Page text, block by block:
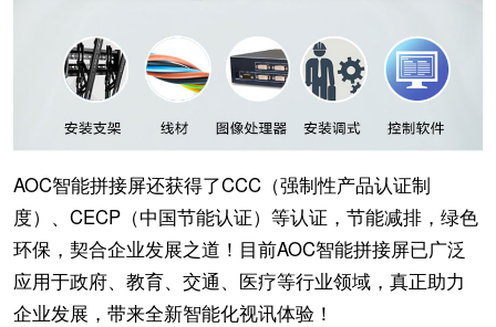
AOC智能拼接屏还获得了CCC（强制性产品认证制
度）、CECP（中国节能认证）等认证，节能减排，绿色
环保，契合企业发展之道！目前AOC智能拼接屏已广泛
应用于政府、教育、交通、医疗等行业领域，真正助力
企业发展，带来全新智能化视讯体验！